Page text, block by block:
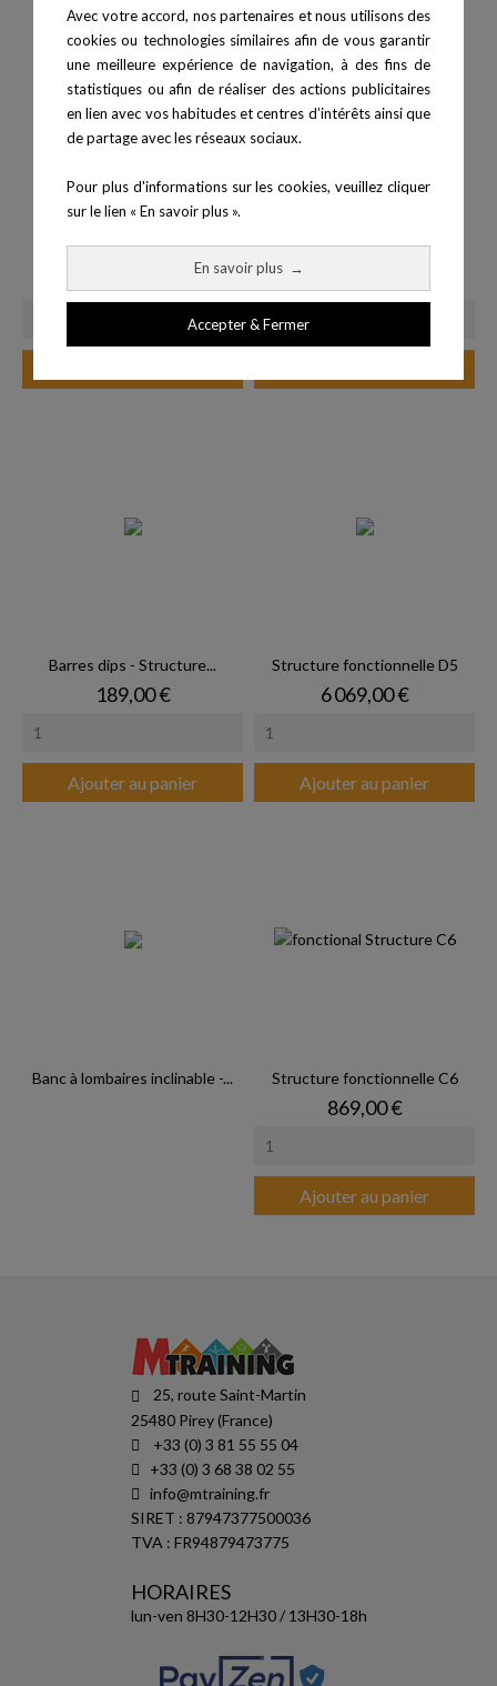
Avec votre accord, nos partenaires et nous utilisons des
cookies ou technologies similaires afin de vous garantir
une meilleure expérience de navigation, à des fins de
statistiques ou afin de réaliser des actions publicitaires
en lien avec vos habitudes et centres d’intérêts ainsi que
de partage avec les réseaux sociaux.
Pour plus d'informations sur les cookies, veuillez cliquer
sur le lien « En savoir plus ».
En savoir plus →
Accepter & Fermer
Structure fonctionnelle D7 Structure fonctionnelle D8
Barres dips - Structure...
Prix
189,00 €
Ajouter au panier
Structure fonctionnelle D5
Prix
6 069,00 €
Ajouter au panier
Banc à lombaires inclinable -... Structure fonctionnelle C6
Prix
869,00 €
Ajouter au panier
25, route Saint-Martin
25480 Pirey (France)
+33 (0) 3 81 55 55 04
+33 (0) 3 68 38 02 55
info@mtraining.fr
SIRET : 87947377500036
TVA : FR94879473775
HORAIRES
lun-ven 8H30-12H30 / 13H30-18h